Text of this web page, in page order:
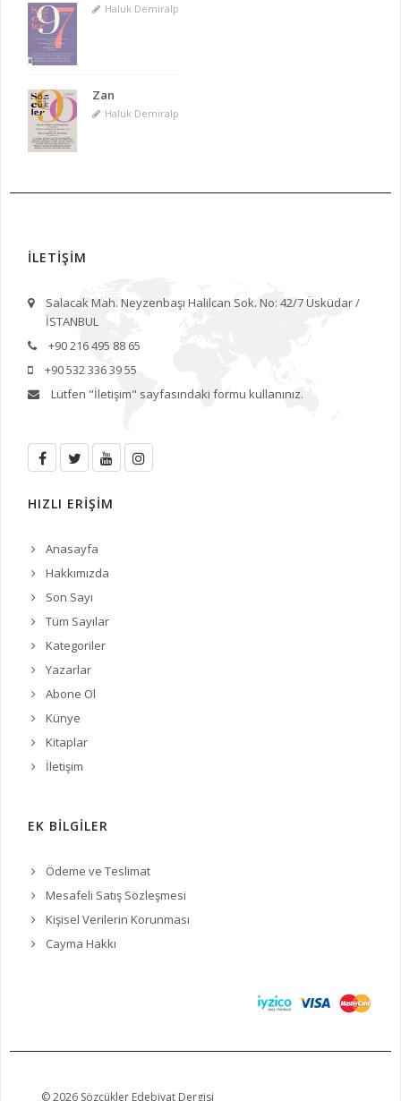
Haluk Demiralp
Zan
Haluk Demiralp
İLETİŞİM
Salacak Mah. Neyzenbaşı Halilcan Sok. No: 42/7 Üsküdar /
İSTANBUL
+90 216 495 88 65
+90 532 336 39 55
Lütfen "İletişim" sayfasındaki formu kullanınız.
HIZLI ERİŞİM
Anasayfa
Hakkımızda
Son Sayı
Tüm Sayılar
Kategoriler
Yazarlar
Abone Ol
Künye
Kitaplar
İletişim
EK BİLGİLER
Ödeme ve Teslimat
Mesafeli Satış Sözleşmesi
Kişisel Verilerin Korunması
Cayma Hakkı
© 2026 Sözcükler Edebiyat Dergisi